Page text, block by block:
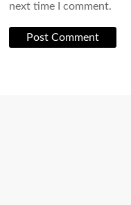
next time I comment.